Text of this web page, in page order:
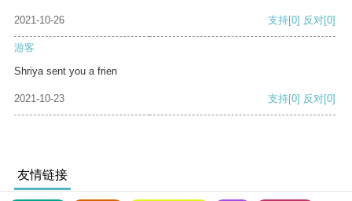
2021-10-26 支持[0] 反对[0]
游客
Shriya sent you a frien
2021-10-23 支持[0] 反对[0]
友情链接